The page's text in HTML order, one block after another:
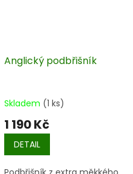
Anglický podbřišník
Skladem (1 ks)
1 190 Kč
DETAIL